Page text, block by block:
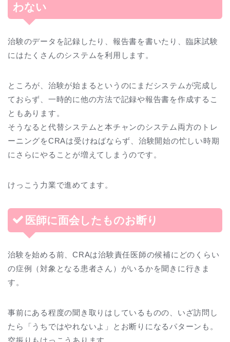
わない
治験のデータを記録したり、報告書を書いたり、臨床試験
にはたくさんのシステムを利用します。
ところが、治験が始まるというのにまだシステムが完成し
ておらず、一時的に他の方法で記録や報告書を作成するこ
ともあります。
そうなると代替システムと本チャンのシステム両方のトレ
ーニングをCRAは受けねばならず、治験開始の忙しい時期
にさらにやることが増えてしまうのです。
けっこう力業で進めてます。
医師に面会したものお断り
治験を始める前、CRAは治験責任医師の候補にどのくらい
の症例（対象となる患者さん）がいるかを聞きに行きま
す。
事前にある程度の聞き取りはしているものの、いざ訪問し
たら「うちではやれないよ」とお断りになるパターンも。